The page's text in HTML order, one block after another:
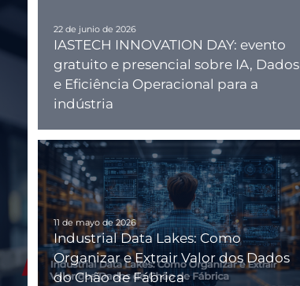
22 de junio de 2026
IASTECH INNOVATION DAY: evento
gratuito e presencial sobre IA, Dados
e Eficiência Operacional para a
indústria
11 de mayo de 2026
Industrial Data Lakes: Como
Organizar e Extrair Valor dos Dados
do Chão de Fábrica